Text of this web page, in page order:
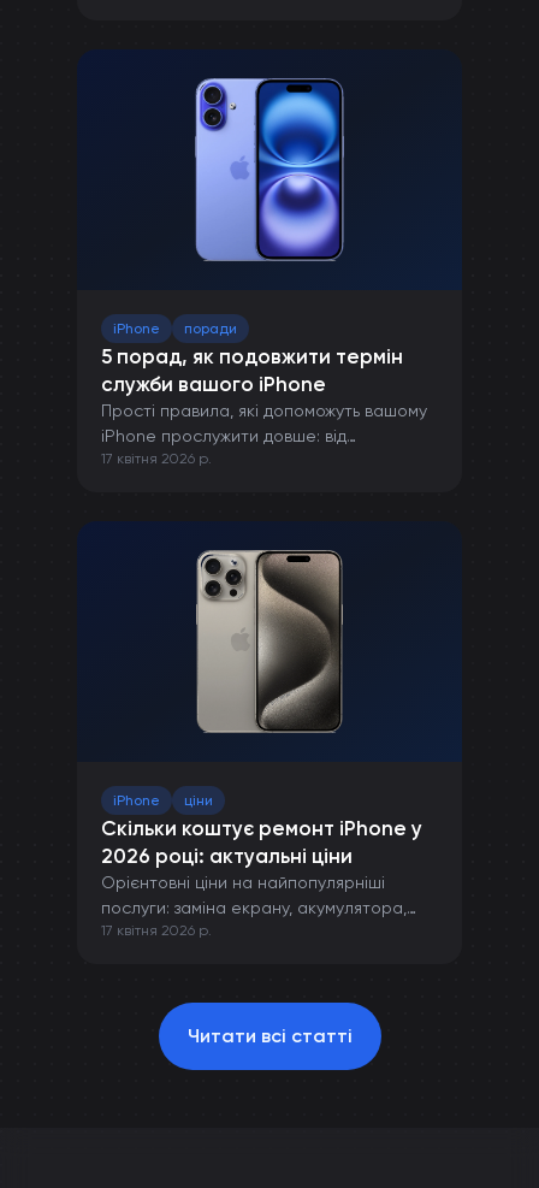
iPhone поради
5 порад, як подовжити термін
служби вашого iPhone
Прості правила, які допоможуть вашому
iPhone прослужити довше: від
правильної зарядки до захисту від
17 квітня 2026 р.
iPhone ціни
Скільки коштує ремонт iPhone у
2026 році: актуальні ціни
Орієнтовні ціни на найпопулярніші
послуги: заміна екрану, акумулятора,
камери та інших компонентів iPhone.
17 квітня 2026 р.
Читати всі статті